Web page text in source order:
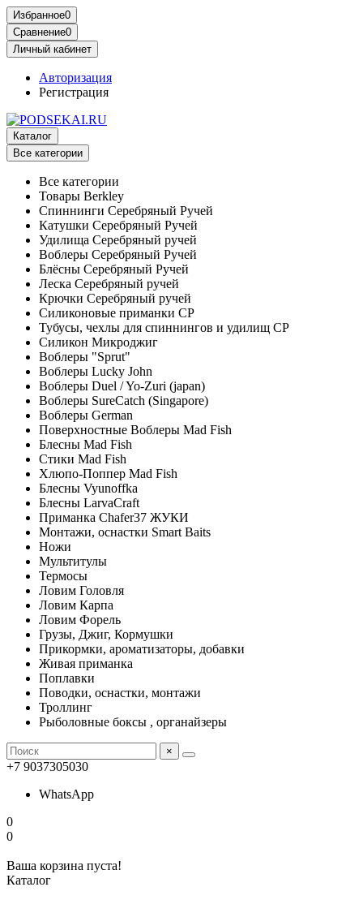
Избранное0
Сравнение0
Личный кабинет
Авторизация
Регистрация
Каталог
Все категории
Все категории
Товары Berkley
Спиннинги Серебряный Ручей
Катушки Серебряный Ручей
Удилища Серебряный ручей
Воблеры Серебряный Ручей
Блёсны Серебряный Ручей
Леска Серебряный ручей
Крючки Серебряный ручей
Силиконовые приманки СР
Тубусы, чехлы для спиннингов и удилищ СР
Силикон Микроджиг
Воблеры "Sprut"
Воблеры Lucky John
Воблеры Duel / Yo-Zuri (japan)
Воблеры SureCatch (Singapore)
Воблеры German
Поверхностные Воблеры Mad Fish
Блесны Mad Fish
Стики Mad Fish
Хлюпо-Поппер Mad Fish
Блесны Vyunoffka
Блесны LarvaCraft
Приманка Chafer37 ЖУКИ
Монтажи, оснастки Smart Baits
Ножи
Мультитулы
Термосы
Ловим Головля
Ловим Карпа
Ловим Форель
Грузы, Джиг, Кормушки
Прикормки, ароматизаторы, добавки
Живая приманка
Поплавки
Поводки, оснастки, монтажи
Троллинг
Рыболовные боксы , органайзеры
×
+7 9037305030
WhatsApp
0
0
Ваша корзина пуста!
Каталог